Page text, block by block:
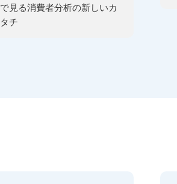
で見る消費者分析の新しいカ
タチ